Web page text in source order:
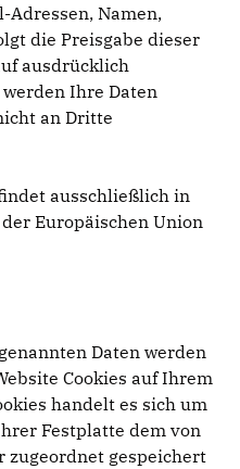
Adressen, Namen,
die Preisgabe dieser
ausdrücklich
Ihre Daten
an Dritte
ausschließlich in
Europäischen Union
Daten werden
Cookies auf Ihrem
handelt es sich um
Festplatte dem von
zugeordnet gespeichert